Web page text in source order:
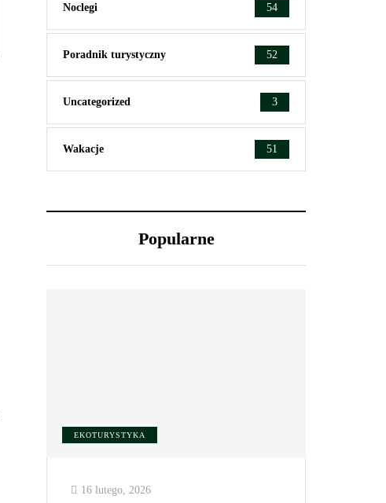
Noclegi 54
Poradnik turystyczny 52
Uncategorized 3
Wakacje 51
Popularne
EKOTURYSTYKA
16 lutego, 2026